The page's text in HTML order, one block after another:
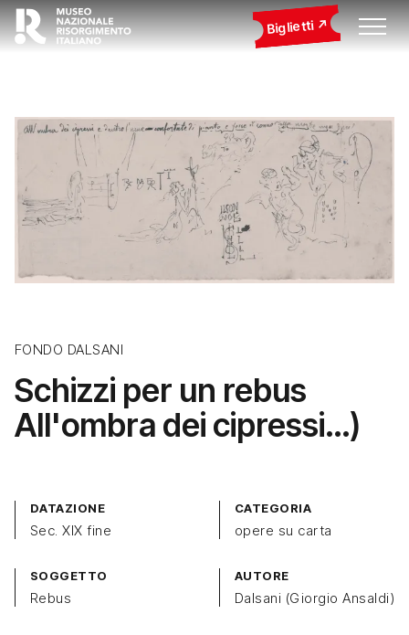
Biglietti
FONDO DALSANI
Schizzi per un rebus
All'ombra dei cipressi…)
DATAZIONE
Sec. XIX fine
CATEGORIA
opere su carta
SOGGETTO
Rebus
AUTORE
Dalsani (Giorgio Ansaldi)